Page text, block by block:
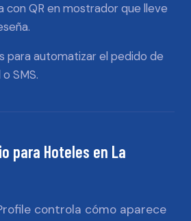
con QR en mostrador que lleve
para automatizar el pedido de
SMS.
para Hoteles en La
controla cómo aparece